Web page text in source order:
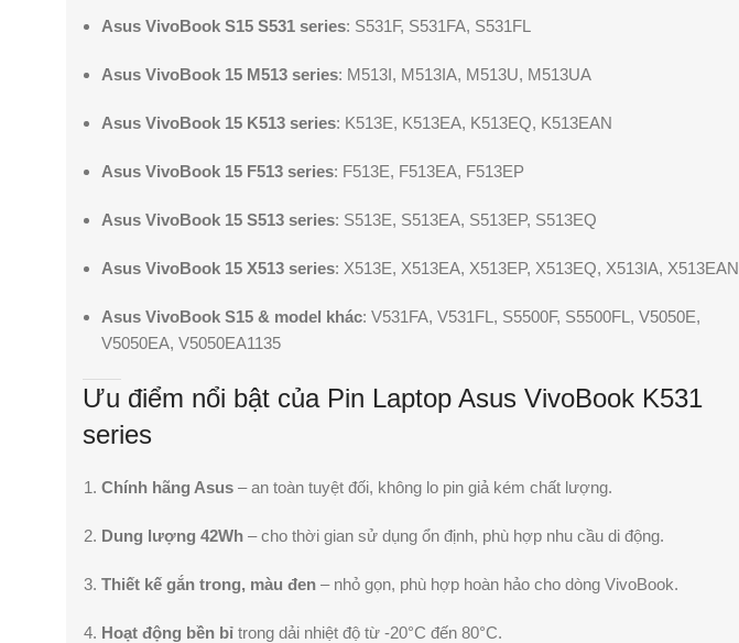
Asus VivoBook S15 S531 series: S531F, S531FA, S531FL
Asus VivoBook 15 M513 series: M513I, M513IA, M513U, M513UA
Asus VivoBook 15 K513 series: K513E, K513EA, K513EQ, K513EAN
Asus VivoBook 15 F513 series: F513E, F513EA, F513EP
Asus VivoBook 15 S513 series: S513E, S513EA, S513EP, S513EQ
Asus VivoBook 15 X513 series: X513E, X513EA, X513EP, X513EQ, X513IA, X513EAN
Asus VivoBook S15 & model khác: V531FA, V531FL, S5500F, S5500FL, V5050E,
V5050EA, V5050EA1135
Ưu điểm nổi bật của Pin Laptop Asus VivoBook K531
series
Chính hãng Asus – an toàn tuyệt đối, không lo pin giả kém chất lượng.
Dung lượng 42Wh – cho thời gian sử dụng ổn định, phù hợp nhu cầu di động.
Thiết kế gắn trong, màu đen – nhỏ gọn, phù hợp hoàn hảo cho dòng VivoBook.
Hoạt động bền bỉ trong dải nhiệt độ từ -20°C đến 80°C.